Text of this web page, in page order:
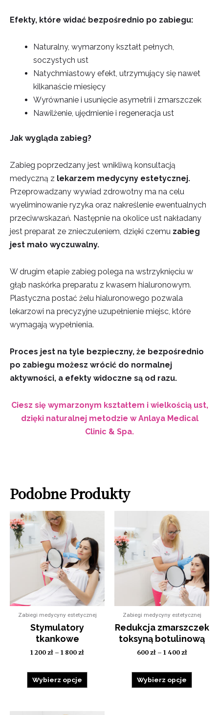
Efekty, które widać bezpośrednio po zabiegu:
Naturalny, wymarzony kształt pełnych,
soczystych ust
Natychmiastowy efekt, utrzymujący się nawet
kilkanaście miesięcy
Wyrównanie i usunięcie asymetrii i zmarszczek
Nawilżenie, ujędrnienie i regeneracja ust
Jak wygląda zabieg?
Zabieg poprzedzany jest wnikliwą konsultacją
medyczną z lekarzem medycyny estetycznej.
Przeprowadzany wywiad zdrowotny ma na celu
wyeliminowanie ryzyka oraz nakreślenie ewentualnych
przeciwwskazań. Następnie na okolice ust nakładany
jest preparat ze znieczuleniem, dzięki czemu zabieg
jest mało wyczuwalny.
W drugim etapie zabieg polega na wstrzyknięciu w
głąb naskórka preparatu z kwasem hialuronowym.
Plastyczna postać żelu hialuronowego pozwala
lekarzowi na precyzyjne uzupełnienie miejsc, które
wymagają wypełnienia.
Proces jest na tyle bezpieczny, że bezpośrednio
po zabiegu możesz wrócić do normalnej
aktywności, a efekty widoczne są od razu.
Ciesz się wymarzonym kształtem i wielkością ust,
dzięki naturalnej metodzie w Anlaya Medical
Clinic & Spa.
Podobne Produkty
Zabiegi medycyny estetycznej
Stymulatory
tkankowe
1 200 zł – 1 800 zł
Wybierz opcje
Zabiegi medycyny estetycznej
Redukcja zmarszczek
toksyną botulinową
600 zł– 1 400 zł
Wybierz opcje